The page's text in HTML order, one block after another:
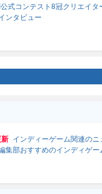
公式コンテスト8冠クリエイタ
ンタビュー
インディーゲーム関連の
集部おすすめのインディゲ